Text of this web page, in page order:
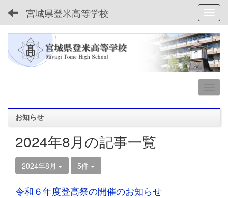
宮城県登米高等学校
お知らせ
2024年8月の記事一覧
2024年8月 5件
令和６年度登高祭の開催のお知らせ